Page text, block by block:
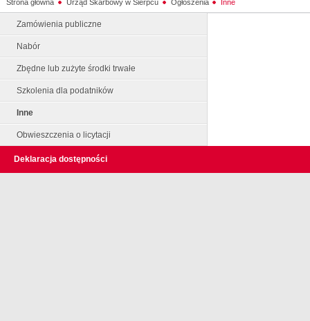
Strona główna Urząd Skarbowy w Sierpcu Ogłoszenia Inne
Zamówienia publiczne
Nabór
Zbędne lub zużyte środki trwałe
Szkolenia dla podatników
Inne
Obwieszczenia o licytacji
Deklaracja dostępności